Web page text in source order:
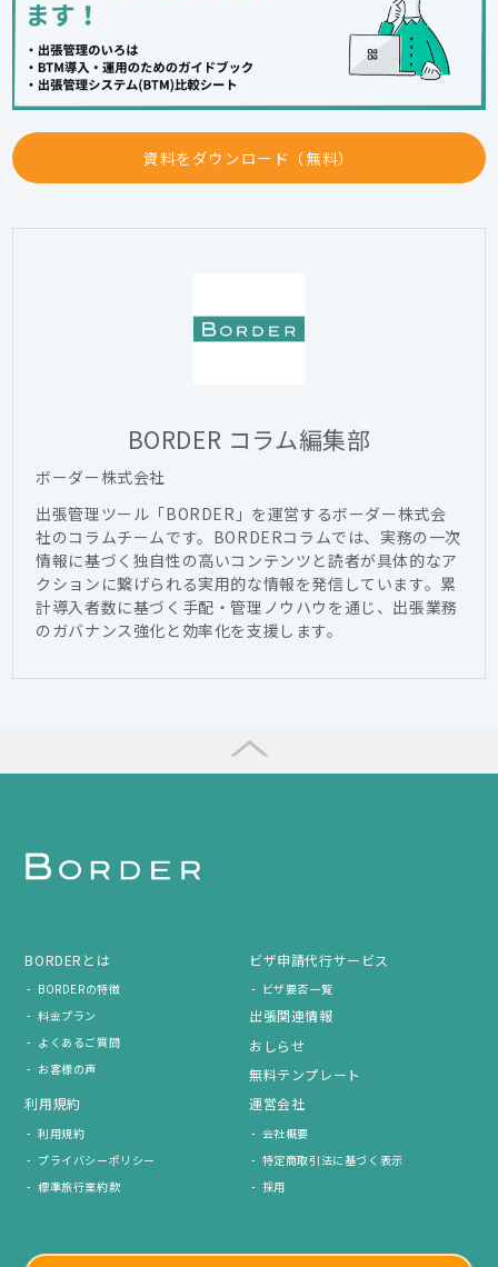
資料をダウンロード（無料）
BORDER コラム編集部
ボーダー株式会社
出張管理ツール「BORDER」を運営するボーダー株式会
社のコラムチームです。BORDERコラムでは、実務の一次
情報に基づく独自性の高いコンテンツと読者が具体的なア
クションに繋げられる実用的な情報を発信しています。累
計導入者数に基づく手配・管理ノウハウを通じ、出張業務
のガバナンス強化と効率化を支援します。
BORDERとは
BORDERの特徴
料金プラン
よくあるご質問
お客様の声
ビザ申請代行サービス
ビザ要否一覧
出張関連情報
おしらせ
無料テンプレート
利用規約
利用規約
プライバシーポリシー
標準旅行業約款
運営会社
会社概要
特定商取引法に基づく表示
採用